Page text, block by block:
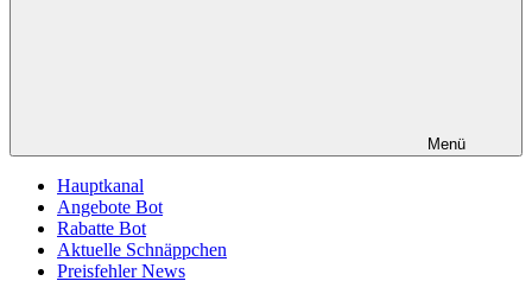
Menü
Hauptkanal
Angebote Bot
Rabatte Bot
Aktuelle Schnäppchen
Preisfehler News